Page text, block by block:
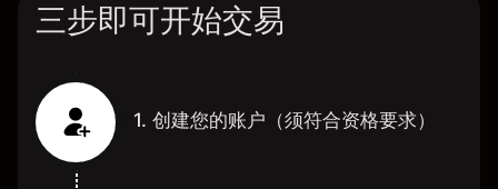
三步即可开始交易
1. 创建您的账户（须符合资格要求）